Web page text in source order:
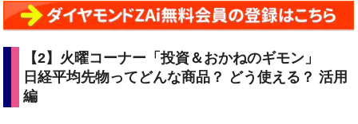
【2】火曜コーナー「投資＆おかねのギモン」
日経平均先物ってどんな商品？ どう使える？ 活用
編